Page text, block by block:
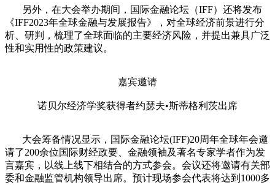
另外，在大会举办期间，国际金融论坛（IFF）还将发布
《IFF2023年全球金融与发展报告》，对全球经济前景进行分
析、研判，梳理了全球面临的主要经济风险，并提出兼具广泛
性和实用性的政策建议。
嘉宾邀请
诺贝尔经济学奖获得者约瑟夫•斯蒂格利茨出席
大会筹备情况显示，国际金融论坛(IFF)20周年全球年会邀
请了200余位国际财经政要、金融领袖及著名专家学者作为发
言嘉宾，以线上线下相结合的方式参会。会议还将邀请有关部
委和金融监管机构领导出席。预计现场参会代表将达到1000多